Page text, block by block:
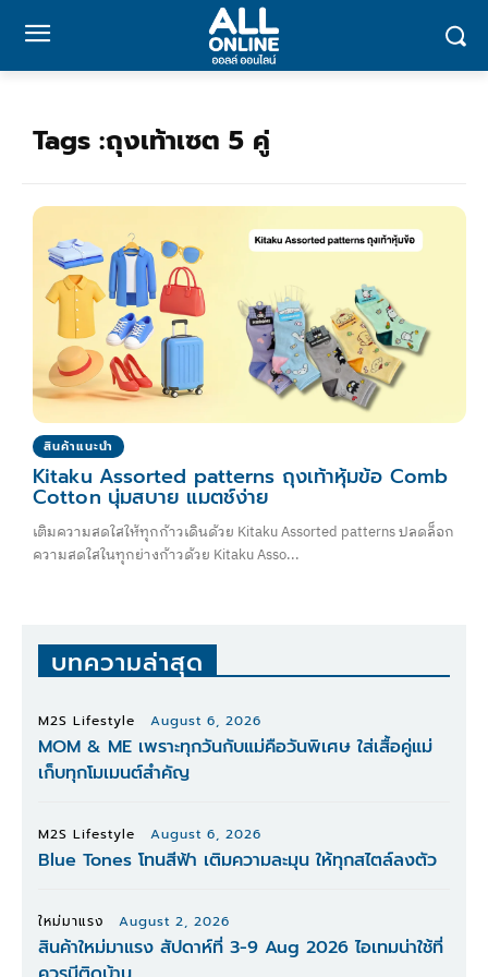
Tags :ถุงเท้าเซต 5 คู่
สินค้าแนะนำ
Kitaku Assorted patterns ถุงเท้าหุ้มข้อ Comb
Cotton นุ่มสบาย แมตช์ง่าย
เติมความสดใสให้ทุกก้าวเดินด้วย Kitaku Assorted patterns ปลดล็อก
ความสดใสในทุกย่างก้าวด้วย Kitaku Asso...
บทความล่าสุด
M2S Lifestyle August 6, 2026
MOM & ME เพราะทุกวันกับแม่คือวันพิเศษ ใส่เสื้อคู่แม่
เก็บทุกโมเมนต์สำคัญ
M2S Lifestyle August 6, 2026
Blue Tones โทนสีฟ้า เติมความละมุน ให้ทุกสไตล์ลงตัว
ใหม่มาแรง August 2, 2026
สินค้าใหม่มาแรง สัปดาห์ที่ 3-9 Aug 2026 ไอเทมน่าใช้ที่